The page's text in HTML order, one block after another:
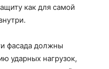
как для самой
фасада должны
ударных нагрузок,